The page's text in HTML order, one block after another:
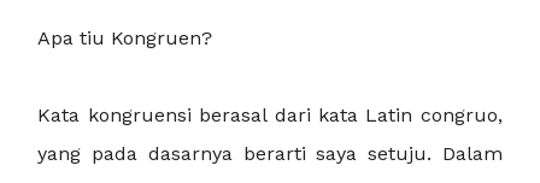
Apa tiu Kongruen?
Kata kongruensi berasal dari kata Latin congruo,
yang pada dasarnya berarti saya setuju. Dalam